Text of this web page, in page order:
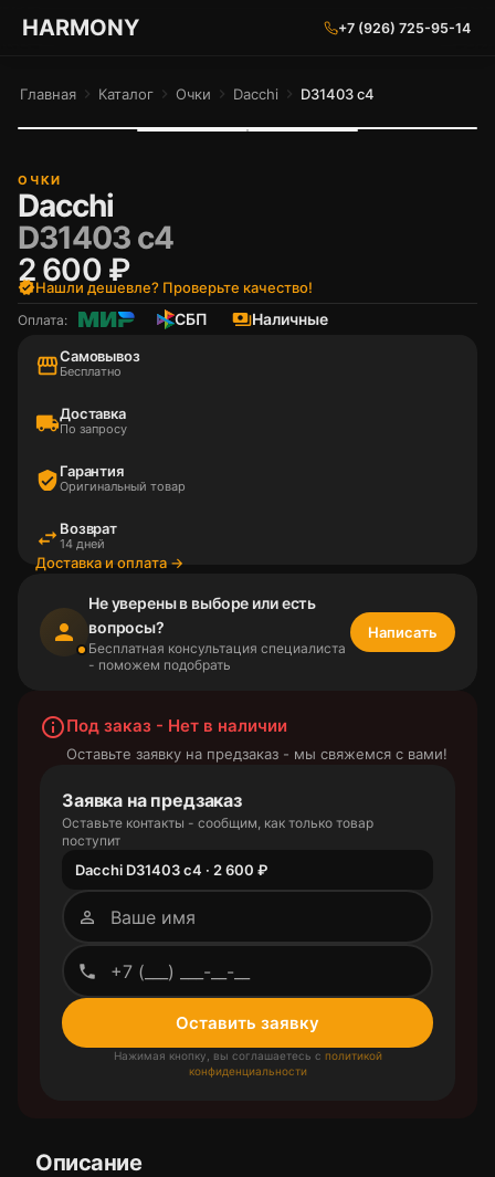
ГАРМОНИЯ ГЛАЗ
HARMONY +7 (926) 725-95-14
Главная chevron_right Каталог chevron_right Очки chevron_right Dacchi chevron_right D31403 c4
ОЧКИ
Dacchi
D31403 c4
2 600 ₽
verifiedНашли дешевле? Проверьте качество!
Оплата: СБП paymentsНаличные
storefrontСамовывоз
Бесплатно
local_shippingДоставка
По запросу
verified_userГарантия
Оригинальный товар
swap_horiz Возврат
14 дней
Доставка и оплата →
person
Не уверены в выборе или есть
вопросы?
Бесплатная консультация специалиста
- поможем подобрать
Написать
info_outlineПод заказ - Нет в наличии
Оставьте заявку на предзаказ - мы свяжемся с вами!
Заявка на предзаказ
Оставьте контакты - сообщим, как только товар
поступит
Dacchi D31403 c4 · 2 600 ₽
person_outline
phone_outlined
Оставить заявку
Нажимая кнопку, вы соглашаетесь с политикой
конфиденциальности
Описание